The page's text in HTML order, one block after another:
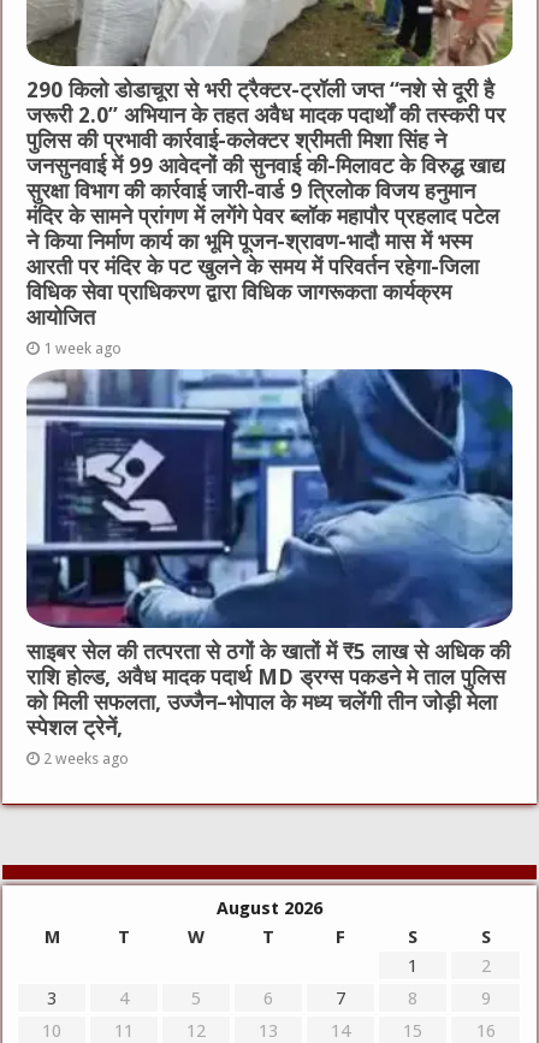
290 किलो डोडाचूरा से भरी ट्रैक्टर-ट्रॉली जप्त “नशे से दूरी है
जरूरी 2.0” अभियान के तहत अवैध मादक पदार्थों की तस्करी पर
पुलिस की प्रभावी कार्रवाई-कलेक्टर श्रीमती मिशा सिंह ने
जनसुनवाई में 99 आवेदनों की सुनवाई की-मिलावट के विरुद्ध खाद्य
सुरक्षा विभाग की कार्रवाई जारी-वार्ड 9 त्रिलोक विजय हनुमान
मंदिर के सामने प्रांगण में लगेंगे पेवर ब्लॉक महापौर प्रहलाद पटेल
ने किया निर्माण कार्य का भूमि पूजन-श्रावण-भादौ मास में भस्म
आरती पर मंदिर के पट खुलने के समय में परिवर्तन रहेगा-जिला
विधिक सेवा प्राधिकरण द्वारा विधिक जागरूकता कार्यक्रम
आयोजित
1 week ago
साइबर सेल की तत्परता से ठगों के खातों में ₹5 लाख से अधिक की
राशि होल्ड, अवैध मादक पदार्थ MD ड्रग्स पकडने मे ताल पुलिस
को मिली सफलता, उज्जैन–भोपाल के मध्य चलेंगी तीन जोड़ी मेला
स्पेशल ट्रेनें,
2 weeks ago
August 2026
M
T W T F S
S
1
2
3
4 5 6 7 8
9
10
11 12 13 14 15 16